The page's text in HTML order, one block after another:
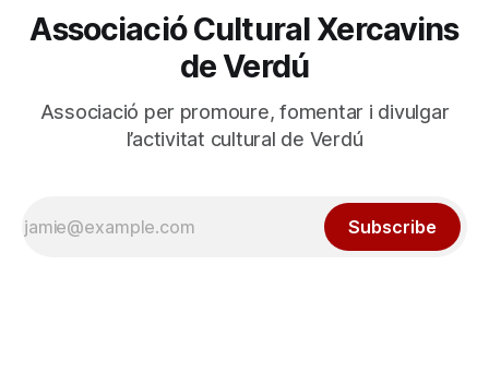
Associació Cultural Xercavins
de Verdú
Associació per promoure, fomentar i divulgar
l’activitat cultural de Verdú
Subscribe